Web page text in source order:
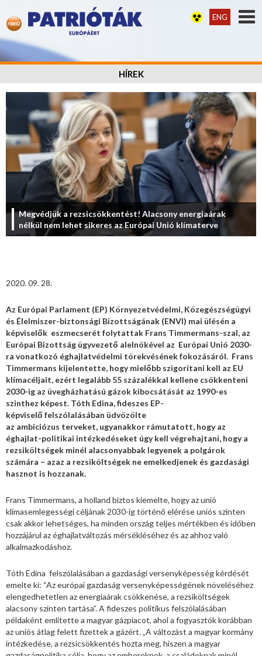
ENG
HÍREK
Megvédjük a rezsicsökkentést! Alacsony energiaárak
nélkül nem lehet sikeres az Európai Unió klímaterve
2020. 09. 28.
Az Európai Parlament (EP) Környezetvédelmi, Közegészségügyi
és Élelmiszer-biztonsági Bizottságának (ENVI) mai ülésén a
képviselők eszmecserét folytattak Frans Timmermans-szal, az
Európai Bizottság ügyvezető alelnökével az Európai Unió 2030-
ra vonatkozó éghajlatvédelmi törekvésének fokozásáról. Frans
Timmermans kijelentette, hogy mielőbb szigorítani kell az EU
klímacéljait, ezért legalább 55 százalékkal kellene csökkenteni
2030-ig az üvegházhatású gázok kibocsátását az 1990-es
szinthez képest. Tóth Edina, fideszes EP-
képviselő felszólalásában üdvözölte
az ambiciózus terveket, ugyanakkor rámutatott, hogy az
éghajlat-politikai intézkedéseket úgy kell végrehajtani, hogy a
rezsiköltségek minél alacsonyabbak legyenek a polgárok
számára – azaz a rezsiköltségek ne emelkedjenek és gazdasági
hasznot is hozzanak.
Frans Timmermans, a holland biztos kiemelte, hogy az unió
klímasemlegességi céljának 2030-ig történő elérése uniós szinten
csak akkor lehetséges, ha minden ország teljes mértékben és időben
hozzájárul az éghajlatváltozás mérsékléséhez és az ahhoz való
alkalmazkodáshoz.
Tóth Edina felszólalásában a gazdasági versenyképesség kérdését
emelte ki: “Az európai gazdaság versenyképességének növeléséhez
elengedhetetlen az energiaárak csökkenése, a rezsiköltségek
alacsony szinten tartása”. A fideszes politikus felszólalásában
példaként említette a magyar gázpiacot, ahol a fogyasztók korábban
az uniós átlag felett fizettek a gázért. „A változást a magyar kormány
intézkedése, a rezsicsökkentés hozta meg, hiszen a magyar